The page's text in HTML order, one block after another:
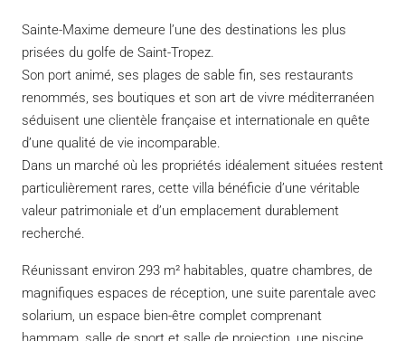
Sainte-Maxime demeure l’une des destinations les plus
prisées du golfe de Saint-Tropez.
Son port animé, ses plages de sable fin, ses restaurants
renommés, ses boutiques et son art de vivre méditerranéen
séduisent une clientèle française et internationale en quête
d’une qualité de vie incomparable.
Dans un marché où les propriétés idéalement situées restent
particulièrement rares, cette villa bénéficie d’une véritable
valeur patrimoniale et d’un emplacement durablement
recherché.
Réunissant environ 293 m² habitables, quatre chambres, de
magnifiques espaces de réception, une suite parentale avec
solarium, un espace bien-être complet comprenant